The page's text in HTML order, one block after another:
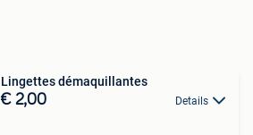
Lingettes démaquillantes
€ 2,00 Details